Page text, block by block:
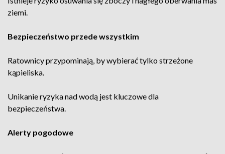
ziemi.
Bezpieczeństwo przede wszystkim
Ratownicy przypominają, by wybierać tylko strzeżone
kąpieliska.
Unikanie ryzyka nad wodą jest kluczowe dla
bezpieczeństwa.
Alerty pogodowe